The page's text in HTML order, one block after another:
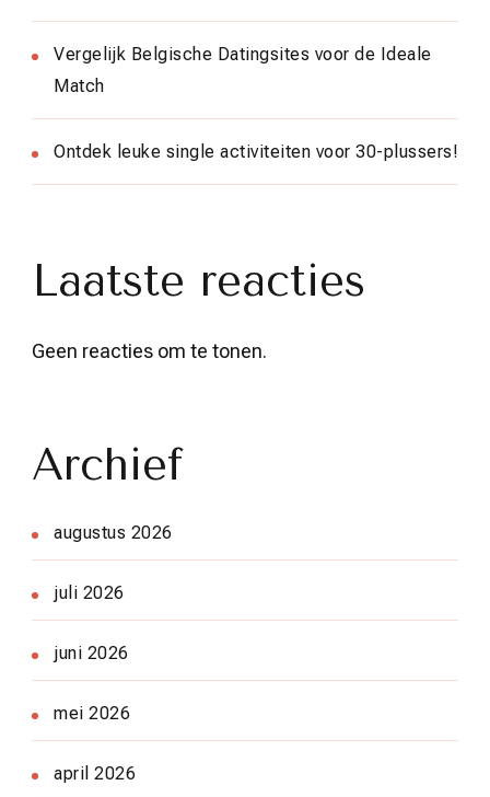
Vergelijk Belgische Datingsites voor de Ideale
Match
Ontdek leuke single activiteiten voor 30-plussers!
Laatste reacties
Geen reacties om te tonen.
Archief
augustus 2026
juli 2026
juni 2026
mei 2026
april 2026